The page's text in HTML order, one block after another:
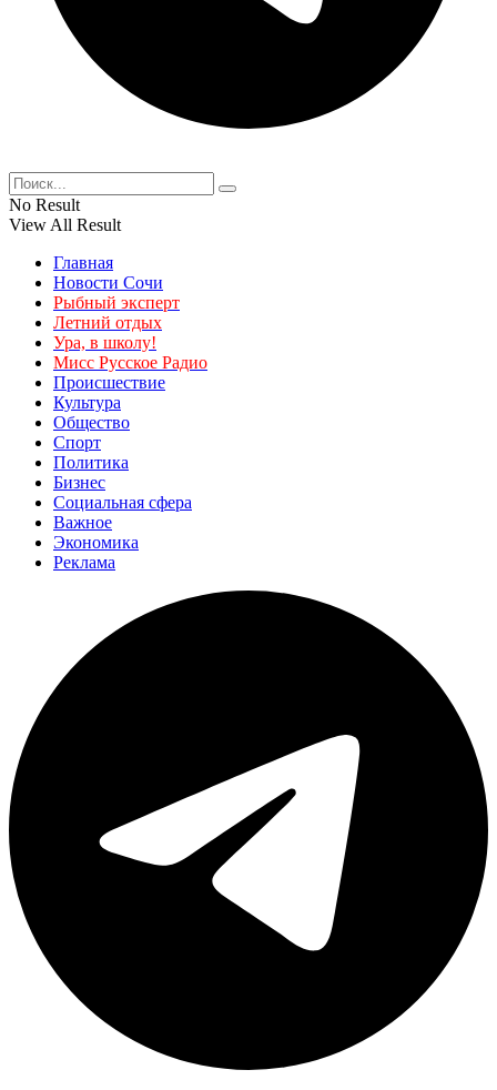
No Result
View All Result
Главная
Новости Сочи
Рыбный эксперт
Летний отдых
Ура, в школу!
Мисс Русское Радио
Происшествие
Культура
Общество
Спорт
Политика
Бизнес
Социальная сфера
Важное
Экономика
Реклама